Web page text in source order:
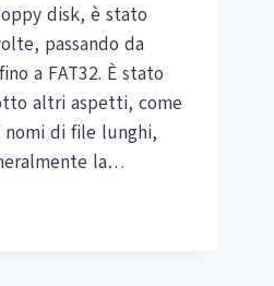
disk, è stato
passando da
a FAT32. È stato
altri aspetti, come
di file lunghi,
la…